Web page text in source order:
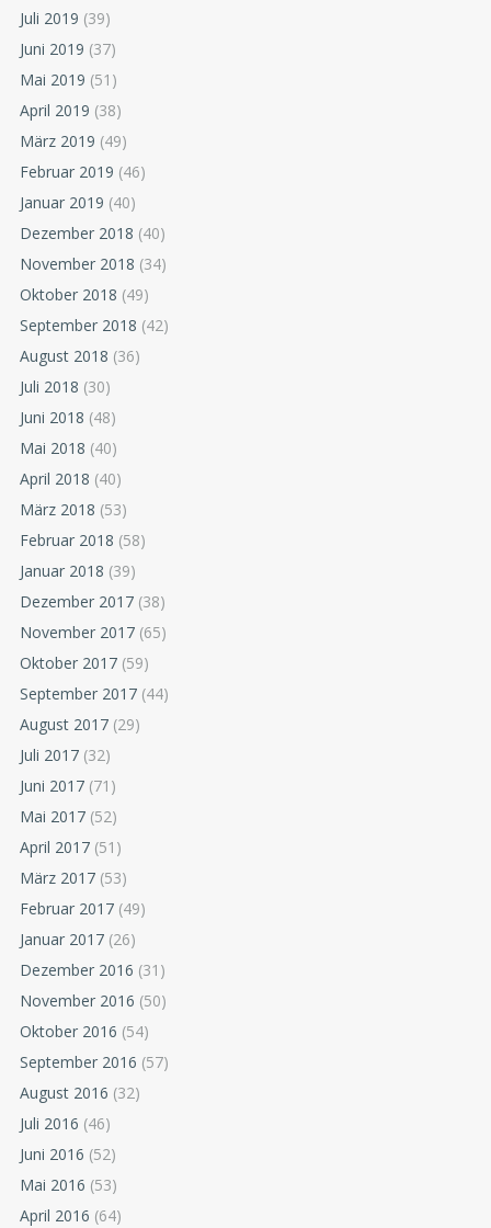
Juli 2019 (39)
Juni 2019 (37)
Mai 2019 (51)
April 2019 (38)
März 2019 (49)
Februar 2019 (46)
Januar 2019 (40)
Dezember 2018 (40)
November 2018 (34)
Oktober 2018 (49)
September 2018 (42)
August 2018 (36)
Juli 2018 (30)
Juni 2018 (48)
Mai 2018 (40)
April 2018 (40)
März 2018 (53)
Februar 2018 (58)
Januar 2018 (39)
Dezember 2017 (38)
November 2017 (65)
Oktober 2017 (59)
September 2017 (44)
August 2017 (29)
Juli 2017 (32)
Juni 2017 (71)
Mai 2017 (52)
April 2017 (51)
März 2017 (53)
Februar 2017 (49)
Januar 2017 (26)
Dezember 2016 (31)
November 2016 (50)
Oktober 2016 (54)
September 2016 (57)
August 2016 (32)
Juli 2016 (46)
Juni 2016 (52)
Mai 2016 (53)
April 2016 (64)